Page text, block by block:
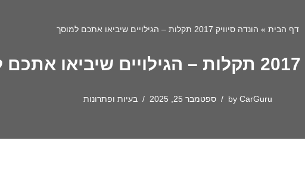
דף הבית » הונדה סיוויק 2017 תקלות – הגילויים שיביאו אתכם למוסך
by CarGuru ספטמבר 25, 2025 בעיות ופתרונות